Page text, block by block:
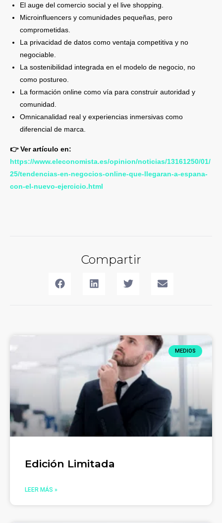
El auge del comercio social y el live shopping.
Microinfluencers y comunidades pequeñas, pero
comprometidas.
La privacidad de datos como ventaja competitiva y no
negociable.
La sostenibilidad integrada en el modelo de negocio, no
como postureo.
La formación online como vía para construir autoridad y
comunidad.
Omnicanalidad real y experiencias inmersivas como
diferencial de marca.
👉 Ver artículo en:
https://www.eleconomista.es/opinion/noticias/13161250/01/
25/tendencias-en-negocios-online-que-llegaran-a-espana-
con-el-nuevo-ejercicio.html
Compartir
MEDIOS
Edición Limitada
LEER MÁS »